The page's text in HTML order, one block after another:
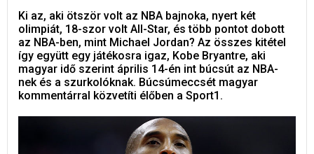
Ki az, aki ötször volt az NBA bajnoka, nyert két
olimpiát, 18-szor volt All-Star, és több pontot dobott
az NBA-ben, mint Michael Jordan? Az összes kitétel
így együtt egy játékosra igaz, Kobe Bryantre, aki
magyar idő szerint április 14-én int búcsút az NBA-
nek és a szurkolóknak. Búcsúmeccsét magyar
kommentárral közvetíti élőben a Sport1.